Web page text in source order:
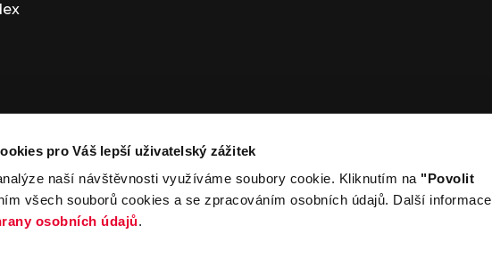
pro Váš lepší uživatelský zážitek
naší návštěvnosti využíváme soubory cookie. Kliknutím na "Povolit
všech souborů cookies a se zpracováním osobních údajů. Další informace
osobních údajů.
Policy
and Terms of Service